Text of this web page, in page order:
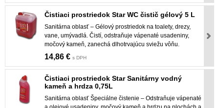
Čistiaci prostriedok Star WC čistič gélový 5 L
Sanitárna oblasť – Gélový prostriedok na toalety, drezy,
vane, umývadlá. Čistí, odstraňuje vápenaté usadeniny,
močový kameň, zanechá dlhotrvajúcu sviežu vôňu.
14,86 € s DPH
Čistiaci prostriedok Star Sanitárny vodný
kameň a hrdza 0,75L
Sanitárna oblasť Špeciálne čistenie – Odstraňuje vápenaté